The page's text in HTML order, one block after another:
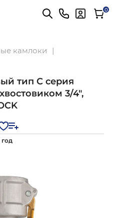
Подробнее 0
камлоки
тип С серия
3/4",
год